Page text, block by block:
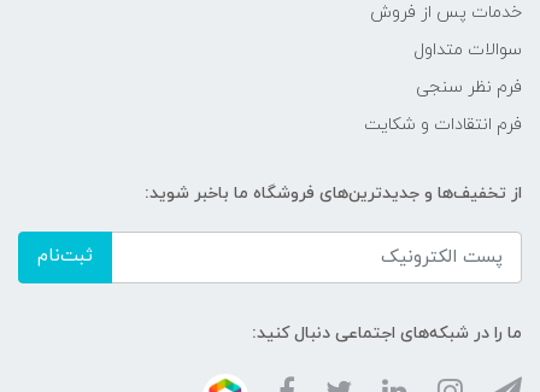
خدمات پس از فروش
سوالات متداول
فرم نظر سنجی
فرم انتقادات و شکایت
از تخفیف‌ها و جدیدترین‌های فروشگاه ما باخبر شوید:
ثبت‌نام
ما را در شبکه‌های اجتماعی دنبال کنید: